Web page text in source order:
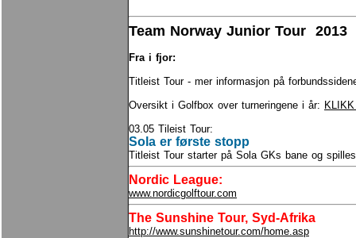
Team Norway Junior Tour 2013
Fra i fjor:
Titleist Tour - mer informasjon på
Oversikt i Golfbox over turneringene i år:
03.05 Tileist Tour:
Sola er første stopp
Titleist Tour starter på Sola GKs bane og
Nordic League:
www.nordicgolftour.com
The Sunshine Tour, Syd-Afrika
http://www.sunshinetour.com/home.asp